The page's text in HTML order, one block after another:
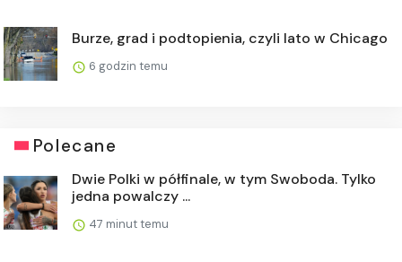
Burze, grad i podtopienia, czyli lato w Chicago
6 godzin temu
Polecane
Dwie Polki w półfinale, w tym Swoboda. Tylko
jedna powalczy ...
47 minut temu